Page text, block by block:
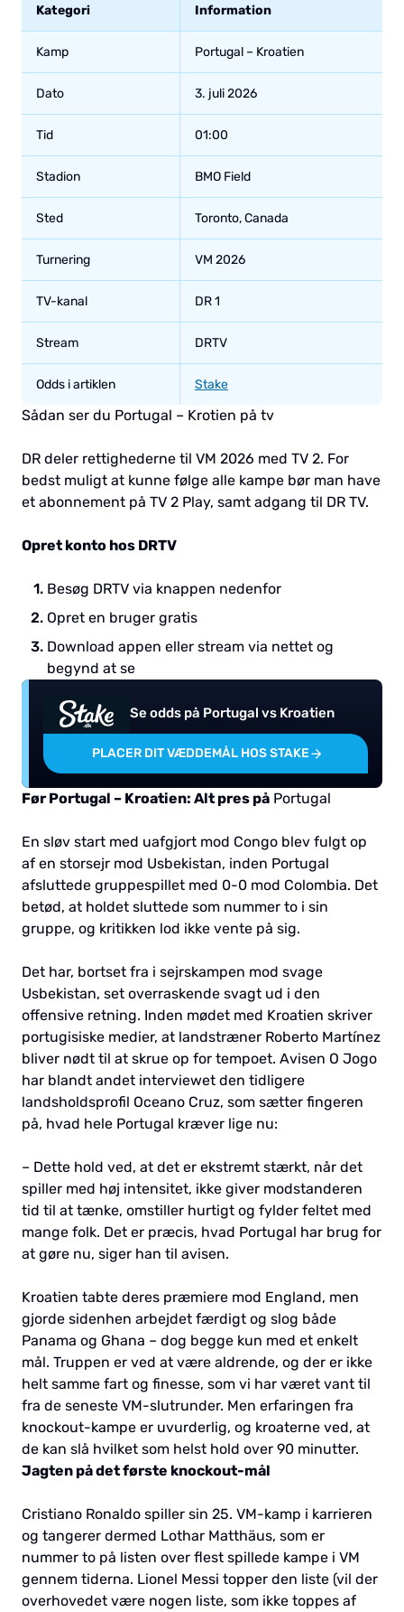
Kategori Information
Kamp Portugal – Kroatien
Dato 3. juli 2026
Tid 01:00
Stadion BMO Field
Sted Toronto, Canada
Turnering VM 2026
TV-kanal DR 1
Stream DRTV
Odds i artiklen Stake
Sådan ser du Portugal – Krotien på tv
DR deler rettighederne til VM 2026 med TV 2. For
bedst muligt at kunne følge alle kampe bør man have
et abonnement på TV 2 Play, samt adgang til DR TV.
Opret konto hos DRTV
Besøg DRTV via knappen nedenfor
Opret en bruger gratis
Download appen eller stream via nettet og
begynd at se
Se odds på Portugal vs Kroatien
PLACER DIT VÆDDEMÅL HOS STAKE
Før Portugal – Kroatien: Alt pres på Portugal
En sløv start med uafgjort mod Congo blev fulgt op
af en storsejr mod Usbekistan, inden Portugal
afsluttede gruppespillet med 0-0 mod Colombia. Det
betød, at holdet sluttede som nummer to i sin
gruppe, og kritikken lod ikke vente på sig.
Det har, bortset fra i sejrskampen mod svage
Usbekistan, set overraskende svagt ud i den
offensive retning. Inden mødet med Kroatien skriver
portugisiske medier, at landstræner Roberto Martínez
bliver nødt til at skrue op for tempoet. Avisen O Jogo
har blandt andet interviewet den tidligere
landsholdsprofil Oceano Cruz, som sætter fingeren
på, hvad hele Portugal kræver lige nu:
– Dette hold ved, at det er ekstremt stærkt, når det
spiller med høj intensitet, ikke giver modstanderen
tid til at tænke, omstiller hurtigt og fylder feltet med
mange folk. Det er præcis, hvad Portugal har brug for
at gøre nu, siger han til avisen.
Kroatien tabte deres præmiere mod England, men
gjorde sidenhen arbejdet færdigt og slog både
Panama og Ghana – dog begge kun med et enkelt
mål. Truppen er ved at være aldrende, og der er ikke
helt samme fart og finesse, som vi har været vant til
fra de seneste VM-slutrunder. Men erfaringen fra
knockout-kampe er uvurderlig, og kroaterne ved, at
de kan slå hvilket som helst hold over 90 minutter.
Jagten på det første knockout-mål
Cristiano Ronaldo spiller sin 25. VM-kamp i karrieren
og tangerer dermed Lothar Matthäus, som er
nummer to på listen over flest spillede kampe i VM
gennem tiderna. Lionel Messi topper den liste (vil der
overhovedet være nogen liste, som ikke toppes af